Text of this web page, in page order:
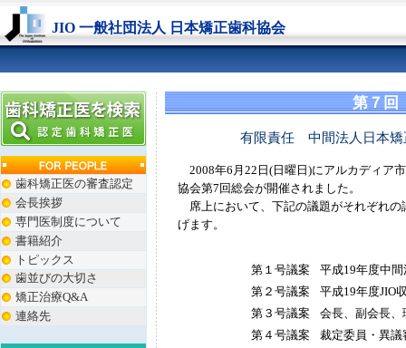
JIO 一般社団法人 日本矯正歯科協会
歯科矯正医の審査認定
会長挨拶
専門医制度について
書籍紹介
トピックス
歯並びの大切さ
矯正治療Q&A
連絡先
第７
有限責任 中間法人日本矯
2008年6月22日(日曜日)にアルカディア
協会第7回総会が開催されました。
席上において、下記の議題がそれぞれの
げます。
第１号議案
平成19年度中
第２号議案
平成19年度JIO
第３号議案
会長、副会長
第４号議案
裁定委員・異